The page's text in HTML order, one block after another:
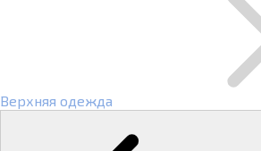
Верхняя одежда